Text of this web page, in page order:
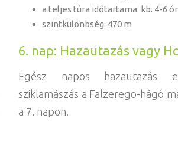
a teljes túra időtartama: kb. 4-6
szintkülönbség: 470 m
6. nap: Hazautazás vagy
Egész napos hazautazás
sziklamászás a Falzerego-hágó
a 7. napon.